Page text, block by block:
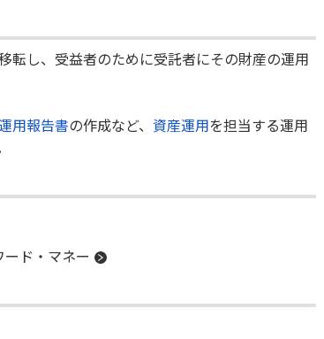
転し、受益者のために受託者にその財産の運用
用報告書の作成など、 資産運用を担当する運用
ード・マネー